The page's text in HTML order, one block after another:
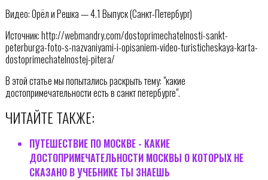
Видео: Орёл и Решка — 4.1 Выпуск (Санкт-Петербург)
Источник: http://webmandry.com/dostoprimechatelnosti-sankt-
peterburga-foto-s-nazvaniyami-i-opisaniem-video-turisticheskaya-karta-
dostoprimechatelnostej-pitera/
В этой статье мы попытались раскрыть тему: "какие
достопримечательности есть в санкт петербурге".
ЧИТАЙТЕ ТАКЖЕ:
ПУТЕШЕСТВИЕ ПО МОСКВЕ - КАКИЕ
ДОСТОПРИМЕЧАТЕЛЬНОСТИ МОСКВЫ О КОТОРЫХ НЕ
СКАЗАНО В УЧЕБНИКЕ ТЫ ЗНАЕШЬ